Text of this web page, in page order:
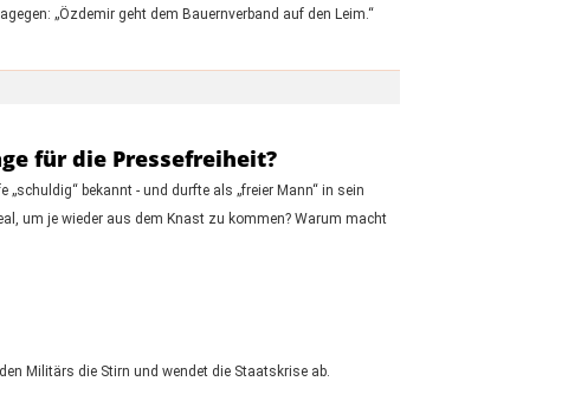
„Özdemir geht dem Bauernverband auf den Leim.“
für die Pressefreiheit?
bekannt - und durfte als „freier Mann“ in sein
um je wieder aus dem Knast zu kommen? Warum macht
Militärs die Stirn und wendet die Staatskrise ab.